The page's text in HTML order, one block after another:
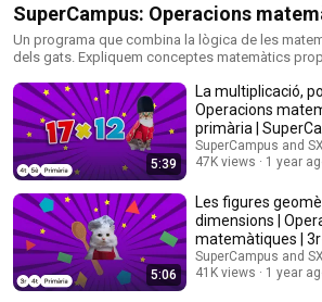
SuperCampus: Operacions
Un programa que combina la lògica de les
dels gats. Expliquem conceptes matemàtics
5:39
La multiplicació,
Operacions
primària |
SuperCampus and
47K views
1 year
5:06
Les figures
dimensions |
matemàtiques |
SuperCampus
SuperCampus and
41K views
1 year